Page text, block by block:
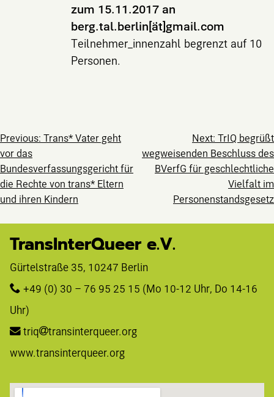
zum 15.11.2017 an
berg.tal.berlin[ät]gmail.com
Teilnehmer_innenzahl begrenzt auf 10
Personen.
Previous: Trans* Vater geht
vor das
Bundesverfassungsgericht für
die Rechte von trans* Eltern
und ihren Kindern
Next: TrIQ begrüßt
wegweisenden Beschluss des
BVerfG für geschlechtliche
Vielfalt im
Personenstandsgesetz
TransInterQueer e.V.
Gürtelstraße 35, 10247 Berlin
+49 (0) 30 – 76 95 25 15 (Mo 10-12 Uhr, Do 14-16
Uhr)
triq
transinterqueer.org
www.transinterqueer.org